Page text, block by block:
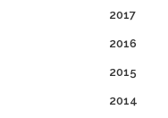
2017
2016
2015
2014